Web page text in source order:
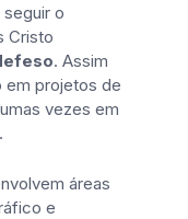
o
Cristo
. Assim
em projetos de
vezes em
áreas
e